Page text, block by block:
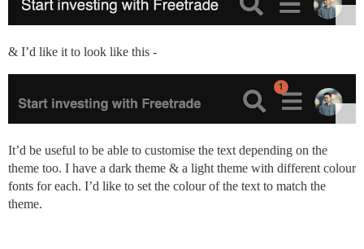
& I’d like it to look like this -
It’d be useful to be able to customise the text depending on the
theme too. I have a dark theme & a light theme with different colour
fonts for each. I’d like to set the colour of the text to match the
theme.